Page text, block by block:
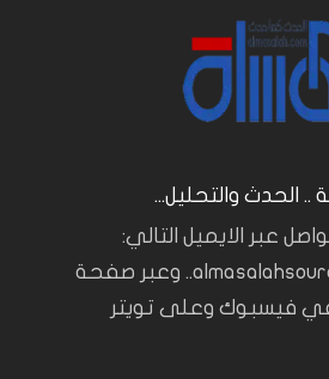
.. الحدث والتحليل...
عبر الايميل التالي:
almasalahsources@gmail.com.. وعبر صفحة
في فيسبوك وعلى تويتر